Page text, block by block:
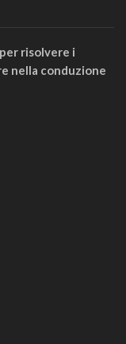
risolvere i
nella conduzione